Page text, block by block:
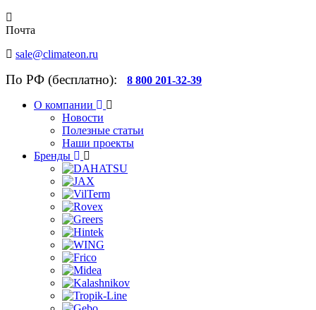
Почта
sale@climateon.ru
По РФ (бесплатно): 8 800 201-32-39
О компании
Новости
Полезные статьи
Наши проекты
Бренды